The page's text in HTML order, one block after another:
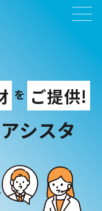
を ご提供!
シスタ